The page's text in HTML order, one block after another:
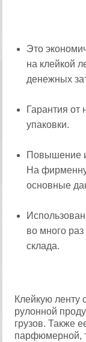
Это
на клейкой
денежных
Гарантия от
упаковки.
Повышение
На
основные
во много раз
склада.
Клейкую ленту
рулонной
грузов. Также
парфюмерной,